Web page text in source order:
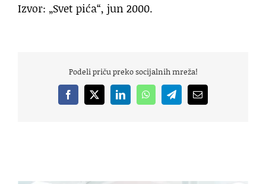
Izvor: „Svet pića“, jun 2000.
Podeli priču preko socijalnih mreža!
Facebook
X LinkedInWhatsAppTelegramEmail